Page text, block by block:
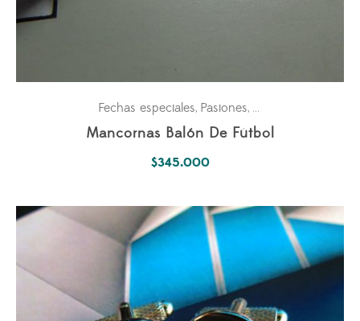
Fechas especiales, Pasiones, Personales
Mancornas Balón De Fútbol
$345.000